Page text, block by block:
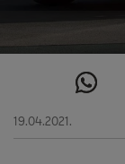
19.04.2021.